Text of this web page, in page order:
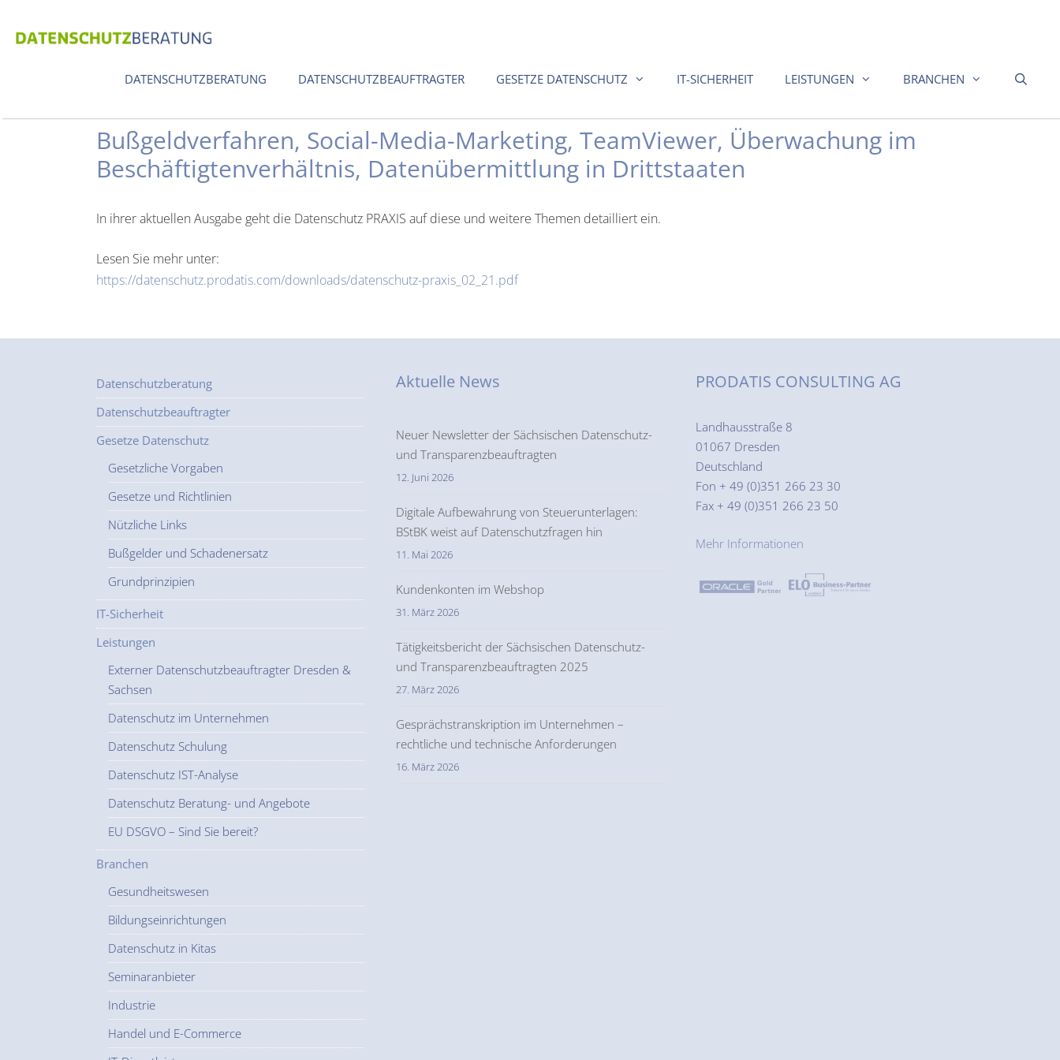
Inhalt
DATENSCHUTZBERATUNG DATENSCHUTZBEAUFTRAGTER GESETZE DATENSCHUTZ IT-SICHERHEIT LEISTUNGEN BRANCHEN
Bußgeldverfahren, Social-Media-Marketing, TeamViewer, Überwachung im
Beschäftigtenverhältnis, Datenübermittlung in Drittstaaten
In ihrer aktuellen Ausgabe geht die Datenschutz PRAXIS auf diese und weitere Themen detailliert ein.
Lesen Sie mehr unter:
https://datenschutz.prodatis.com/downloads/datenschutz-praxis_02_21.pdf
Datenschutzberatung
Datenschutzbeauftragter
Gesetze Datenschutz
Gesetzliche Vorgaben
Gesetze und Richtlinien
Nützliche Links
Bußgelder und Schadenersatz
Grundprinzipien
IT-Sicherheit
Leistungen
Externer Datenschutzbeauftragter Dresden &
Sachsen
Datenschutz im Unternehmen
Datenschutz Schulung
Datenschutz IST-Analyse
Datenschutz Beratung- und Angebote
EU DSGVO – Sind Sie bereit?
Branchen
Gesundheitswesen
Bildungseinrichtungen
Datenschutz in Kitas
Seminaranbieter
Industrie
Handel und E-Commerce
Aktuelle News
Neuer Newsletter der Sächsischen Datenschutz-
und Transparenzbeauftragten
12. Juni 2026
Digitale Aufbewahrung von Steuerunterlagen:
BStBK weist auf Datenschutzfragen hin
11. Mai 2026
Kundenkonten im Webshop
31. März 2026
Tätigkeitsbericht der Sächsischen Datenschutz-
und Transparenzbeauftragten 2025
27. März 2026
Gesprächstranskription im Unternehmen –
rechtliche und technische Anforderungen
16. März 2026
PRODATIS CONSULTING AG
Landhausstraße 8
01067 Dresden
Deutschland
Fon + 49 (0)351 266 23 30
Fax + 49 (0)351 266 23 50
Mehr Informationen